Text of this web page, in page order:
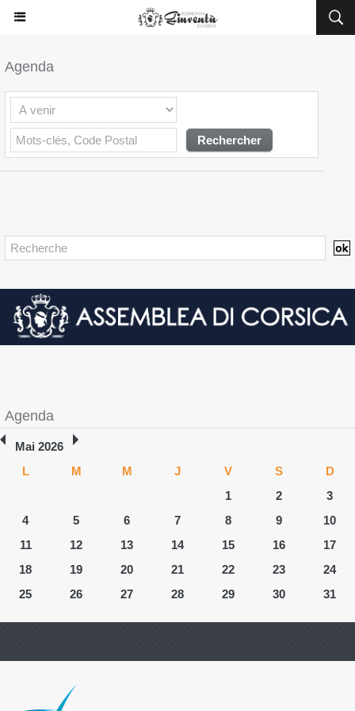
Agenda
Agenda
Mai 2026
L
M M J V S
D
1
2
3
4
5 6 7 8 9
10
11
12 13 14 15 16
17
18
19 20 21 22 23
24
25
26 27 28 29 30 31